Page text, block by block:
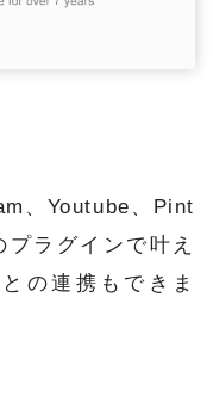
、Youtube、Pint
ラグインで叶え
の連携もできま